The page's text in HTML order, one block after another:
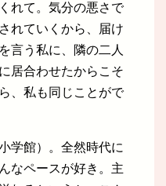
れて。気分の悪さで
れていくから、届け
言う私に、隣の二人
居合わせたからこそ
、私も同じことがで
学館）。全然時代に
なペースが好き。主